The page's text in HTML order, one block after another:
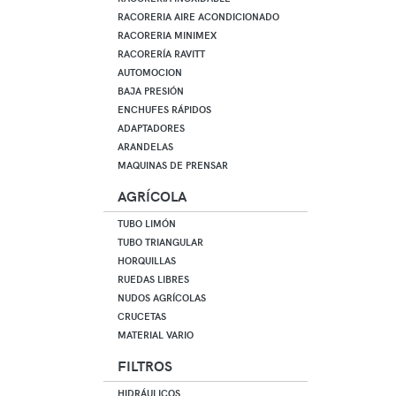
RACORERIA AIRE ACONDICIONADO
RACORERIA MINIMEX
RACORERÍA RAVITT
AUTOMOCION
BAJA PRESIÓN
ENCHUFES RÁPIDOS
ADAPTADORES
ARANDELAS
MAQUINAS DE PRENSAR
AGRÍCOLA
TUBO LIMÓN
TUBO TRIANGULAR
HORQUILLAS
RUEDAS LIBRES
NUDOS AGRÍCOLAS
CRUCETAS
MATERIAL VARIO
FILTROS
HIDRÁULICOS